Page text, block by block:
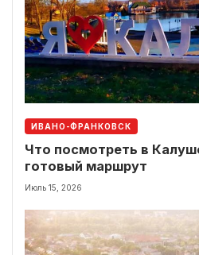
ИВАНО-ФРАНКОВСК
Что посмотреть в
готовый маршрут
Июль 15, 2026